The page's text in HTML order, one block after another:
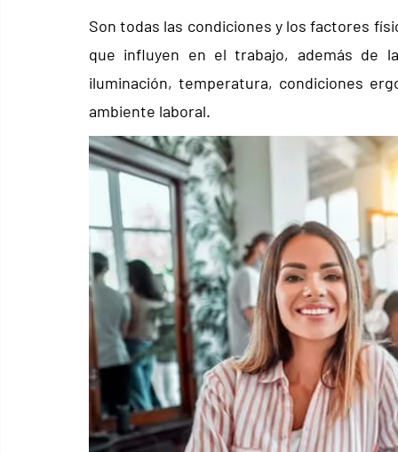
Son todas las condiciones y los factores
que influyen en el trabajo, además de
iluminación, temperatura, condiciones
ambiente laboral.